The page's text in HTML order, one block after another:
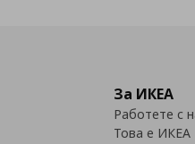
За ИКЕА
Работете с
Това е ИКЕА